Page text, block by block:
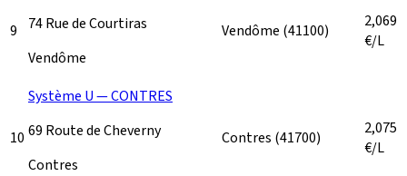
9
74 Rue de Courtiras
Vendôme
Vendôme (41100)
2,069
€/L
10
Système U — CONTRES
69 Route de Cheverny
Contres
Contres (41700)
2,075
€/L